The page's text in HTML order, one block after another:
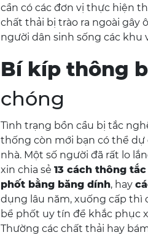
cần có các đơn vị thực hiện
chất thải bị trào ra ngoài gây
người dân sinh sống các khu
Bí kíp thông
chóng
Tình trạng bồn cầu bị tắc
thống còn mới bạn có thể dự
nhà. Một số người đã rất lo
xin chia sẻ 13 cách thông
phốt bằng băng dính, hay
dụng lâu năm, xuống cấp thì
bể phốt uy tín để khắc phục
Thường các chất thải hay